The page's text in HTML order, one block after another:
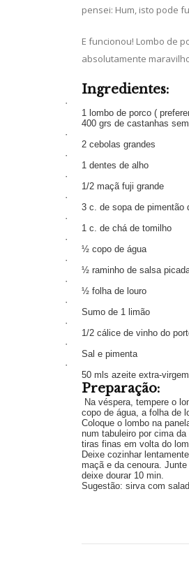
pensei: Hum, isto pode
E funcionou! Lombo de
absolutamente
Ingredientes:
·
1 lombo de porco (
400 grs de castanhas sem
·
2 cebolas grandes
·
1 dentes de alho
·
1/2 maçã fuji grande
·
3 c. de sopa de pimentão
·
1 c. de chá de tomilho
·
½ copo de água
·
½ raminho de salsa
·
½ folha de louro
·
Sumo de 1 limão
·
1/2 cálice de vinho do
·
Sal e pimenta
·
50 mls azeite extra-virgem
Preparação:
Na véspera, tempere o
copo de água, a folha de
Coloque o lombo na
num tabuleiro por cima
tiras finas em volta do
Deixe cozinhar
maçã e da cenoura.
deixe dourar 10 min.
Sugestão: sirva com